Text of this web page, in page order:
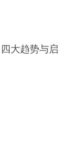
大趋势与启